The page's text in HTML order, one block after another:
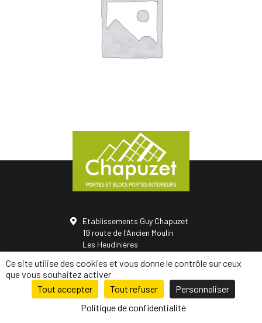
Etablissements Guy Chapuzet
19 route de l'Ancien Moulin
Les Heudinières
02 31 68 05 21
© Conception Mediapilote Normandie Mentions légales
Politique de
confidentialité-Plan de site
Ce site utilise des cookies et vous donne le contrôle sur ceux
que vous souhaitez activer
Tout accepter
Tout refuser
Personnaliser
Politique de confidentialité